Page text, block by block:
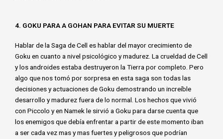
4. GOKU PARA A GOHAN PARA EVITAR SU MUERTE
Hablar de la Saga de Cell es hablar del mayor crecimiento de
Goku en cuanto a nivel psicológico y madurez. La crueldad de Cell
y los androides estaba destruyeron la Tierra por completo. Pero
algo que nos tomó por sorpresa en esta saga son todas las
decisiones y actuaciones de Goku demostrando un increíble
desarrollo y madurez fuera de lo normal. Los hechos que vivió
con Piccolo y en Namek le sirvió a Goku para darse cuenta que
los enemigos que debía enfrentar a partir de este momento iban
a ser cada vez mas y mas fuertes y peligrosos que podrían